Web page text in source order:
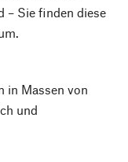
– Sie finden diese
in Massen von
und